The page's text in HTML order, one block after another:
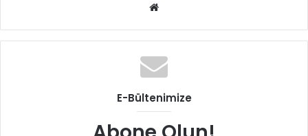
b
s
i
e
E-Bültenimize